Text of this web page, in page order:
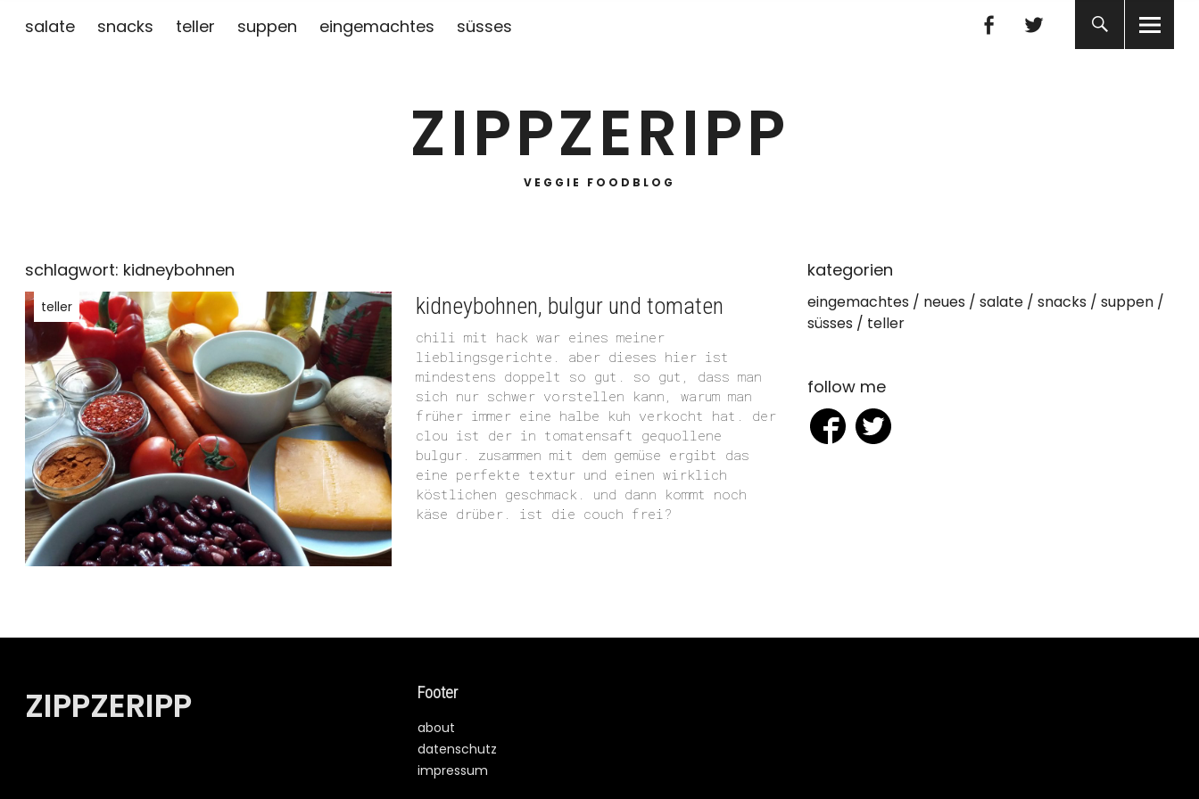
salate snacks teller suppen eingemachtes süsses
ZIPPZERIPP
VEGGIE FOODBLOG
Facebook
schlagwort: kidneybohnen
teller kidneybohnen, bulgur und tomaten
chili mit hack war eines meiner
lieblingsgerichte. aber dieses hier ist
mindestens doppelt so gut. so gut, dass man
sich nur schwer vorstellen kann, warum man
früher immer eine halbe kuh verkocht hat. der
clou ist der in tomatensaft gequollene
bulgur. zusammen mit dem gemüse ergibt das
eine perfekte textur und einen wirklich
köstlichen geschmack. und dann kommt noch
käse drüber. ist die couch frei?
kategorien
eingemachtes neues salate snacks
suppen
süsses
teller
follow me
ZIPPZERIPP Footer
about
datenschutz
impressum